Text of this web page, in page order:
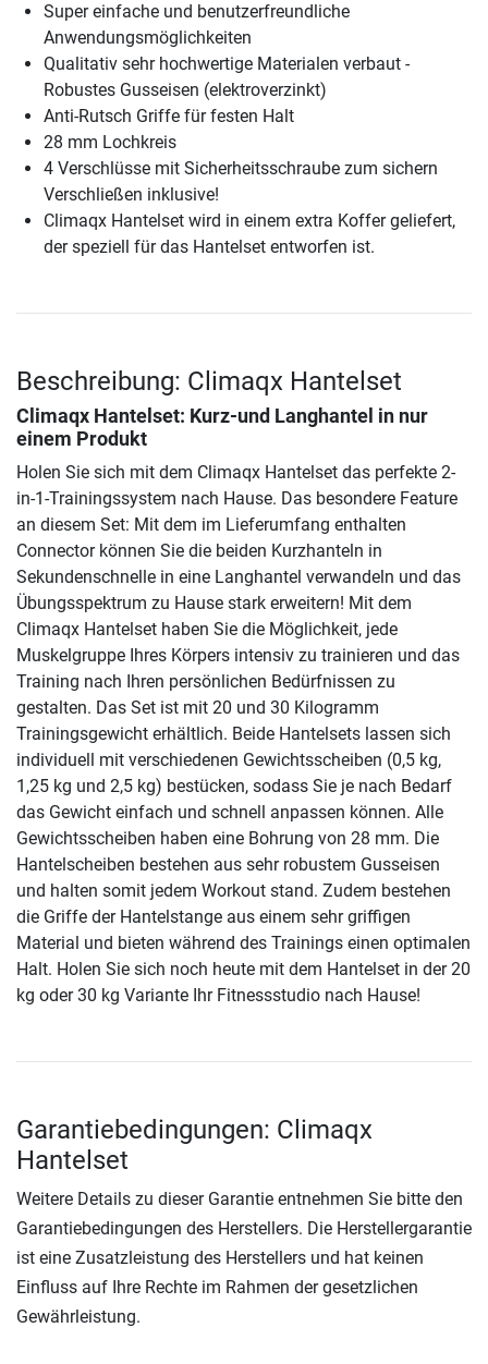
Super einfache und benutzerfreundliche
Anwendungsmöglichkeiten
Qualitativ sehr hochwertige Materialen verbaut -
Robustes Gusseisen (elektroverzinkt)
Anti-Rutsch Griffe für festen Halt
28 mm Lochkreis
4 Verschlüsse mit Sicherheitsschraube zum sichern
Verschließen inklusive!
Climaqx Hantelset wird in einem extra Koffer geliefert,
der speziell für das Hantelset entworfen ist.
Beschreibung: Climaqx Hantelset
Climaqx Hantelset: Kurz-und Langhantel in nur
einem Produkt
Holen Sie sich mit dem Climaqx Hantelset das perfekte 2-
in-1-Trainingssystem nach Hause. Das besondere Feature
an diesem Set: Mit dem im Lieferumfang enthalten
Connector können Sie die beiden Kurzhanteln in
Sekundenschnelle in eine Langhantel verwandeln und das
Übungsspektrum zu Hause stark erweitern! Mit dem
Climaqx Hantelset haben Sie die Möglichkeit, jede
Muskelgruppe Ihres Körpers intensiv zu trainieren und das
Training nach Ihren persönlichen Bedürfnissen zu
gestalten. Das Set ist mit 20 und 30 Kilogramm
Trainingsgewicht erhältlich. Beide Hantelsets lassen sich
individuell mit verschiedenen Gewichtsscheiben (0,5 kg,
1,25 kg und 2,5 kg) bestücken, sodass Sie je nach Bedarf
das Gewicht einfach und schnell anpassen können. Alle
Gewichtsscheiben haben eine Bohrung von 28 mm. Die
Hantelscheiben bestehen aus sehr robustem Gusseisen
und halten somit jedem Workout stand. Zudem bestehen
die Griffe der Hantelstange aus einem sehr griffigen
Material und bieten während des Trainings einen optimalen
Halt. Holen Sie sich noch heute mit dem Hantelset in der 20
kg oder 30 kg Variante Ihr Fitnessstudio nach Hause!
Garantiebedingungen: Climaqx
Hantelset
Weitere Details zu dieser Garantie entnehmen Sie bitte den
Garantiebedingungen des Herstellers. Die Herstellergarantie
ist eine Zusatzleistung des Herstellers und hat keinen
Einfluss auf Ihre Rechte im Rahmen der gesetzlichen
Gewährleistung.